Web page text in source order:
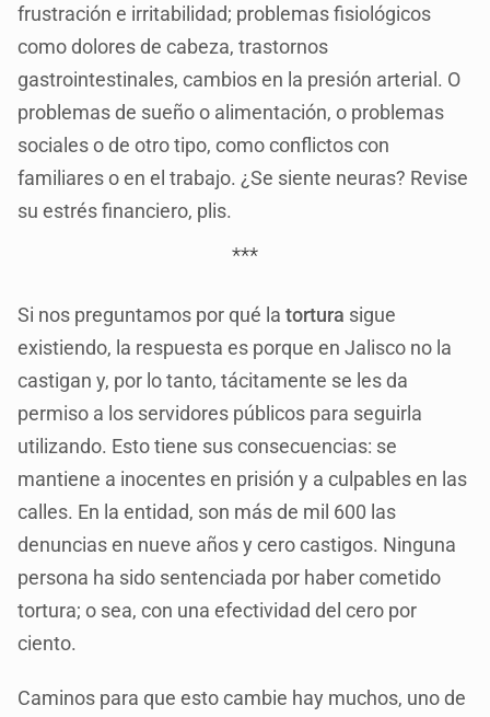
frustración e irritabilidad; problemas fisiológicos
como dolores de cabeza, trastornos
gastrointestinales, cambios en la presión arterial. O
problemas de sueño o alimentación, o problemas
sociales o de otro tipo, como conflictos con
familiares o en el trabajo. ¿Se siente neuras? Revise
su estrés financiero, plis.
***
Si nos preguntamos por qué latortura sigue
existiendo, la respuesta es porque en Jalisco no la
castigan y, por lo tanto, tácitamente se les da
permiso a los servidores públicos para seguirla
utilizando. Esto tiene sus consecuencias: se
mantiene a inocentes en prisión y a culpables en las
calles. En la entidad, son más de mil 600 las
denuncias en nueve años y cero castigos. Ninguna
persona ha sido sentenciada por haber cometido
tortura; o sea, con una efectividad del cero por
ciento.
Caminos para que esto cambie hay muchos, uno de